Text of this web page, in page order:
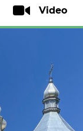
Video